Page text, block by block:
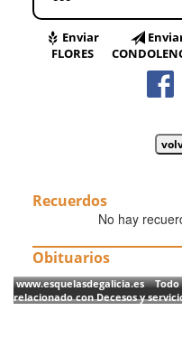
Enviar
FLORES
Recuerdos
No hay
Obituarios
www.esquelasdegalicia.es Todo
relacionado con Decesos y